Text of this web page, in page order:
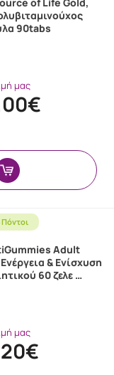
90tabs
μας
Πόντοι
Adult
& Ενίσχυση
60 ζελε …
μας